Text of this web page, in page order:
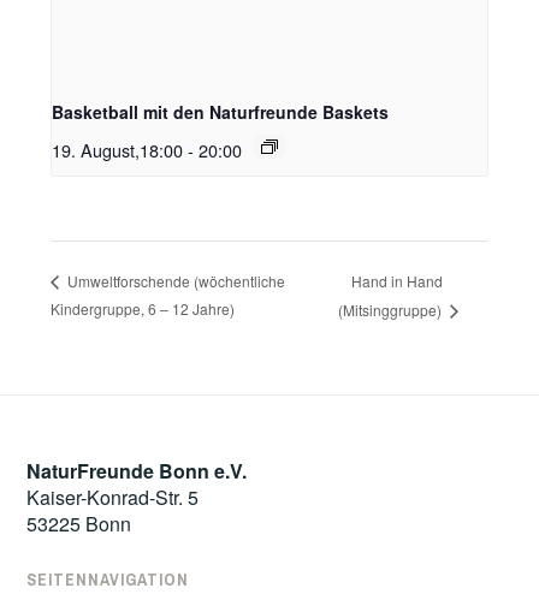
Basketball mit den Naturfreunde Baskets
19. August,18:00 - 20:00
Umweltforschende (wöchentliche
Kindergruppe, 6 – 12 Jahre)
Hand in Hand
(Mitsinggruppe)
NaturFreunde Bonn e.V.
Kaiser-Konrad-Str. 5
53225 Bonn
SEITENNAVIGATION